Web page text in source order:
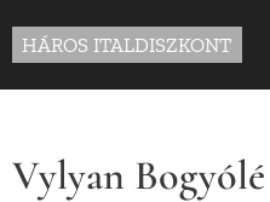
HÁROS ITALDISZKONT
Vylyan